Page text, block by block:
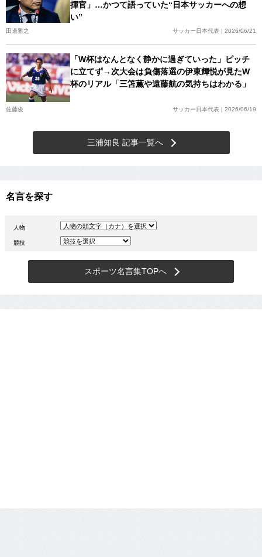
揮官」…かつて語っていた“日本サッカーへの想
い”
田邊雅之 サッカー日本代表 | 2026/06/21
「W杯はなんとなく静かに過ぎていった」ピッチ
に立てず→次大会は負傷落選の伊東輝悦が見たW
杯のリアル「三笘薫や遠藤航の気持ちはわかる」
佐藤俊 サッカー日本代表 | 2026/06/19
三浦知良 記事一覧へ
名言を探す
人物
競技
スポーツ名言集TOPへ